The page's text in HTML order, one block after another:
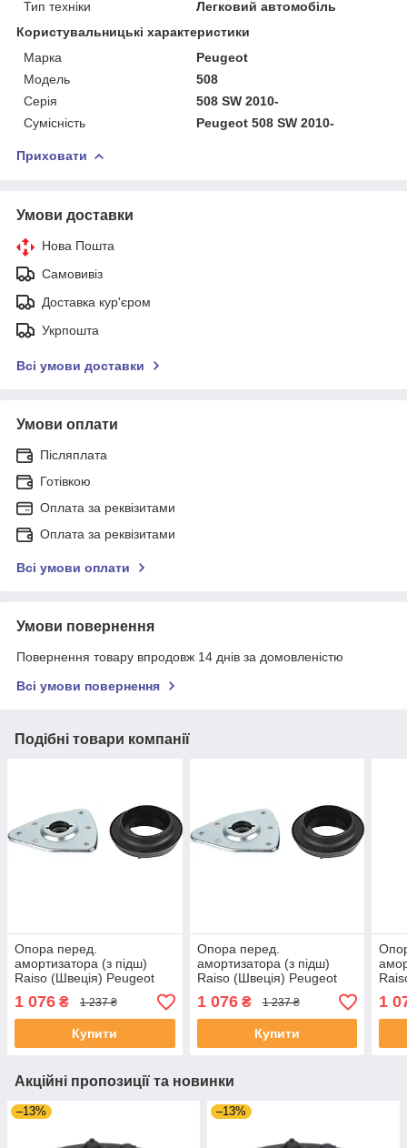
Тип техніки
Легковий автомобіль
Користувальницькі характеристики
Марка
Peugeot
Мoдель
508
Серія
508 SW 2010-
Сумісність
Peugeot 508 SW 2010-
Приховати
Умови доставки
Нова Пошта
Самовивіз
Доставка кур'єром
Укрпошта
Всі умови доставки
Умови оплати
Післяплата
Готівкою
Оплата за реквізитами
Оплата за реквізитами
Всі умови оплати
Умови повернення
Повернення товару впродовж 14 днів за домовленістю
Всі умови повернення
Подібні товари компанії
Опора перед.
амортизатора (з підш)
Raiso (Швеція) Peugeot
3008 II, Пежо 3008 2 16 -
#RC01055 UAYLNUO4
1 076 ₴ 1 237 ₴
Купити
Опора перед.
амортизатора (з підш)
Raiso (Швеція) Peugeot
308 II, Пежо 308 2 13 -
#RC01055 UACRBLU4
1 076₴ 1 237 ₴
Купити
308
14-
1
Акційні пропозиції та новинки
–13% –13%